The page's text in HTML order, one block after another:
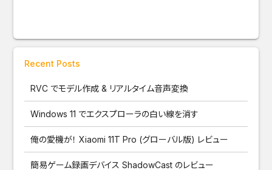
Recent Posts
RVC でモデル作成 & リアルタイム音声変換
Windows 11 でエクスプローラの白い線を消す
俺の愛機が！ Xiaomi 11T Pro (グローバル版) レビュー
簡易ゲーム録画デバイス ShadowCast のレビュー